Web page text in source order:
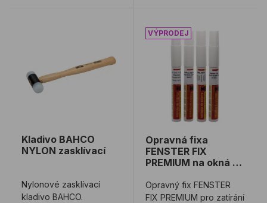
Kladivo BAHCO NYLON zasklívací
Kladivo BAHCO
NYLON zasklívací
Nylonové zasklívací
kladivo BAHCO.
Opravná fixa FENSTER
Opravná fixa
FENSTER FIX
PREMIUM na okná a
Opravný fix FENSTER
FIX PREMIUM pro zatírání